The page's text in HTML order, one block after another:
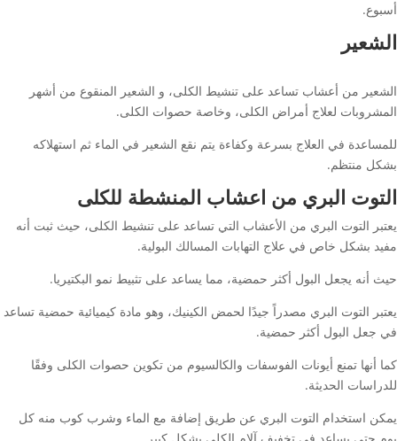
أسبوع.
الشعير
الشعير من أعشاب تساعد على تنشيط الكلى، و الشعير المنقوع من أشهر
المشروبات لعلاج أمراض الكلى، وخاصة حصوات الكلى.
للمساعدة في العلاج بسرعة وكفاءة يتم نقع الشعير في الماء ثم استهلاكه
بشكل منتظم.
التوت البري من اعشاب المنشطة للكلى
يعتبر التوت البري من الأعشاب التي تساعد على تنشيط الكلى، حيث ثبت أنه
مفيد بشكل خاص في علاج التهابات المسالك البولية.
حيث أنه يجعل البول أكثر حمضية، مما يساعد على تثبيط نمو البكتيريا.
يعتبر التوت البري مصدراً جيدًا لحمض الكينيك، وهو مادة كيميائية حمضية تساعد
في جعل البول أكثر حمضية.
كما أنها تمنع أيونات الفوسفات والكالسيوم من تكوين حصوات الكلى وفقًا
للدراسات الحديثة.
يمكن استخدام التوت البري عن طريق إضافة مع الماء وشرب كوب منه كل